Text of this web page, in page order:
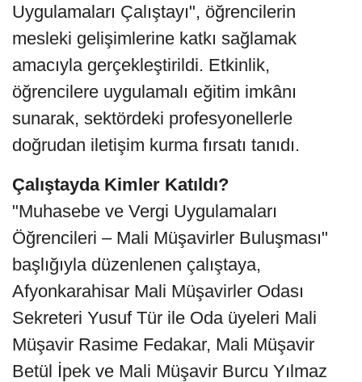
Uygulamaları Çalıştayı", öğrencilerin
mesleki gelişimlerine katkı sağlamak
amacıyla gerçekleştirildi. Etkinlik,
öğrencilere uygulamalı eğitim imkânı
sunarak, sektördeki profesyonellerle
doğrudan iletişim kurma fırsatı tanıdı.
Çalıştayda Kimler Katıldı?
"Muhasebe ve Vergi Uygulamaları
Öğrencileri – Mali Müşavirler Buluşması"
başlığıyla düzenlenen çalıştaya,
Afyonkarahisar Mali Müşavirler Odası
Sekreteri Yusuf Tür ile Oda üyeleri Mali
Müşavir Rasime Fedakar, Mali Müşavir
Betül İpek ve Mali Müşavir Burcu Yılmaz